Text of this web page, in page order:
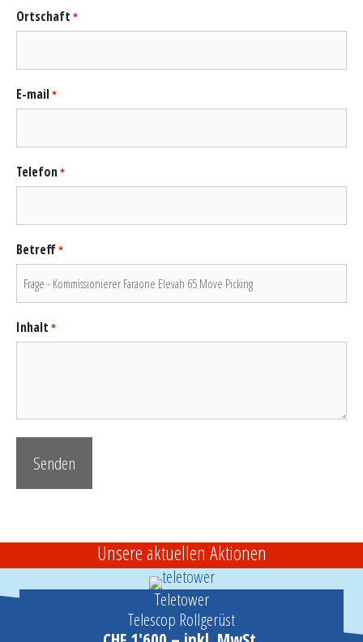
Ortschaft *
E-mail*
Telefon*
Betreff*
Inhalt *
Unsere aktuellen Aktionen
Teletower
Telescop Rollgerüst